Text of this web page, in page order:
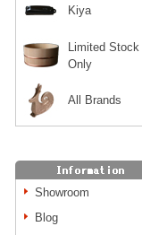
Kiya
Limited Stock
Only
All Brands
Showroom
Blog